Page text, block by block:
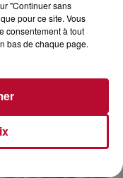
» INVESTIT
« Le Rêve
"Continuer sans
pour ce site. Vous
consentement à tout
bas de chaque page.